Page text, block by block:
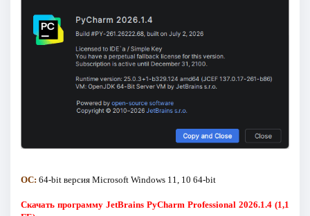
ОС: 64-bit версия Microsoft Windows 11, 10 64-bit
Скачать программу JetBrains PyCharm Professional 2026.1.4 (1,1